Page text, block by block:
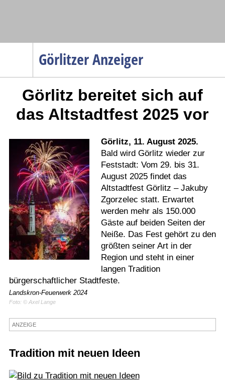
Görlitzer Anzeiger
Menüpunkte
Politik
Gesellschaft
Wirtschaft
Service
Verkehr
Gesundheit
Kultur
Sport
Termine
Kostenlos
Görlitz bereitet sich auf
das Altstadtfest 2025 vor
Görlitz, 11. August 2025.
Bald wird Görlitz wieder zur
Feststadt: Vom 29. bis 31.
August 2025 findet das
Altstadtfest Görlitz – Jakuby
Zgorzelec statt. Erwartet
werden mehr als 150.000
Gäste auf beiden Seiten der
Neiße. Das Fest gehört zu den
größten seiner Art in der
Region und steht in einer
langen Tradition
bürgerschaftlicher Stadtfeste.
Landskron-Feuerwerk 2024
Foto: © Axel Lange
ANZEIGE
Tradition mit neuen Ideen